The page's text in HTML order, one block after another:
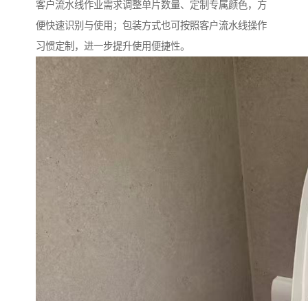
客户流水线作业需求调整单片数量、定制专属颜色，方
便快速识别与使用；包装方式也可按照客户流水线操作
习惯定制，进一步提升使用便捷性。